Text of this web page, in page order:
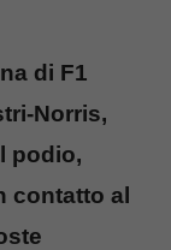
di F1
Norris,
podio,
contatto al